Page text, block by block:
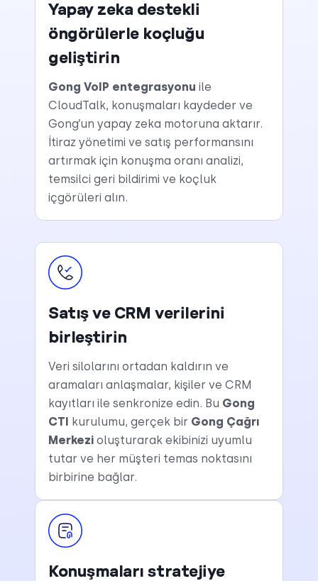
Yapay zeka destekli
öngörülerle koçluğu
geliştirin
Gong VoIP entegrasyonu ile
CloudTalk, konuşmaları kaydeder ve
Gong’un yapay zeka motoruna aktarır.
İtiraz yönetimi ve satış performansını
artırmak için konuşma oranı analizi,
temsilci geri bildirimi ve koçluk
içgörüleri alın.
Satış ve CRM verilerini
birleştirin
Veri silolarını ortadan kaldırın ve
aramaları anlaşmalar, kişiler ve CRM
kayıtları ile senkronize edin. Bu Gong
CTI kurulumu, gerçek bir Gong Çağrı
Merkezi oluşturarak ekibinizi uyumlu
tutar ve her müşteri temas noktasını
birbirine bağlar.
Konuşmaları stratejiye